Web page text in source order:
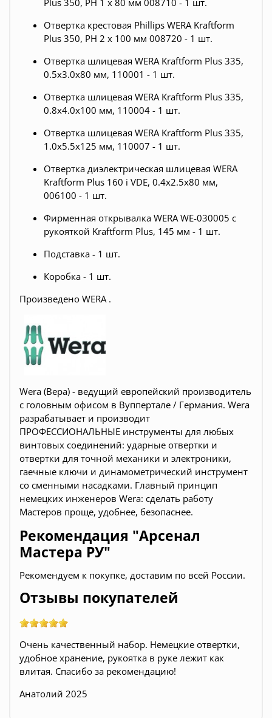
Plus 350, PH 1 x 80 мм 008710 - 1 шт.
Отвертка крестовая Phillips WERA Kraftform
Plus 350, PH 2 x 100 мм 008720 - 1 шт.
Отвертка шлицевая WERA Kraftform Plus 335,
0.5x3.0x80 мм, 110001 - 1 шт.
Отвертка шлицевая WERA Kraftform Plus 335,
0.8x4.0x100 мм, 110004 - 1 шт.
Отвертка шлицевая WERA Kraftform Plus 335,
1.0x5.5x125 мм, 110007 - 1 шт.
Отвертка диэлектрическая шлицевая WERA
Kraftform Plus 160 i VDE, 0.4x2.5x80 мм,
006100 - 1 шт.
Фирменная открывалка WERA WE-030005 c
рукояткой Kraftform Plus, 145 мм - 1 шт.
Подставка - 1 шт.
Коробка - 1 шт.
Произведено WERA .
Wera (Вера) - ведущий европейский производитель
с головным офисом в Вуппертале / Германия. Wera
разрабатывает и производит
ПРОФЕССИОНАЛЬНЫЕ инструменты для любых
винтовых соединений: ударные отвертки и
отвертки для точной механики и электроники,
гаечные ключи и динамометрический инструмент
со сменными насадками. Главный принцип
немецких инженеров Wera: сделать работу
Мастеров проще, удобнее, безопаснее.
Рекомендация "Арсенал
Мастера РУ"
Рекомендуем к покупке, доставим по всей России.
Отзывы покупателей
Очень качественный набор. Немецкие отвертки,
удобное хранение, рукоятка в руке лежит как
влитая. Спасибо за рекомендацию!
Анатолий 2025